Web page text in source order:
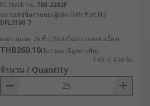
RS Stock No. 708-2282P
หมายเลขชิ้นส่วนของผู้ผลิต / Mfr. Part No.
DFLS160-7
ยอดรวมย่อย 25 ชิ้น (จัดส่งในแบบแถบต่อเนื่อง)
THB260.10(ไม่รวมภาษีมูลค่าเพิ่ม)
THB10.404/ชิ้น
จำนวน / Quantity